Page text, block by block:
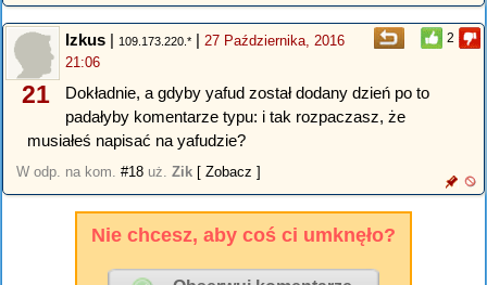
2
21
Izkus | 109.173.220.* | 27 Października, 2016
21:06
Dokładnie, a gdyby yafud został dodany dzień po to
padałyby komentarze typu: i tak rozpaczasz, że
musiałeś napisać na yafudzie?
W odp. na kom. #18 uż. Zik [ Zobacz ]
Nie chcesz, aby coś ci umknęło?